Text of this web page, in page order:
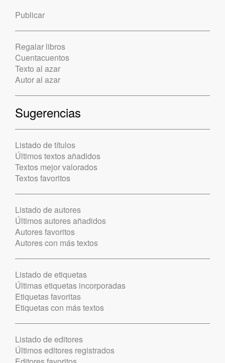
Publicar
Regalar libros
Cuentacuentos
Texto al azar
Autor al azar
Sugerencias
Listado de títulos
Últimos textos añadidos
Textos mejor valorados
Textos favoritos
Listado de autores
Últimos autores añadidos
Autores favoritos
Autores con más textos
Listado de etiquetas
Últimas etiquetas incorporadas
Etiquetas favoritas
Etiquetas con más textos
Listado de editores
Últimos editores registrados